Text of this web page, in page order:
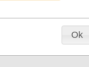
Ok